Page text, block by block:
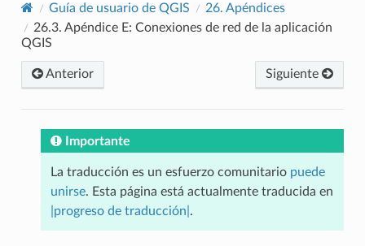
Guía de usuario de QGIS 26. Apéndices
26.3. Apéndice E: Conexiones de red de la aplicación
QGIS
Anterior Siguiente
Importante
La traducción es un esfuerzo comunitario puede
unirse. Esta página está actualmente traducida en
|progreso de traducción| .